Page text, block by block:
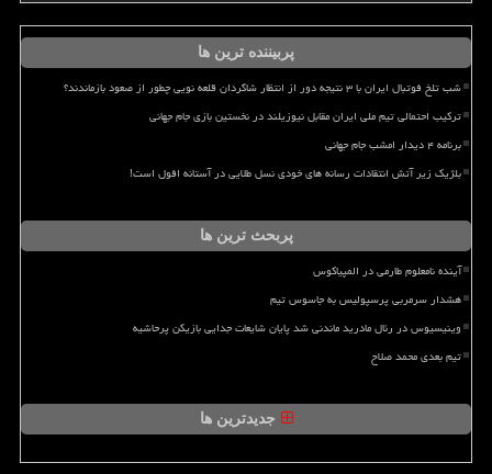
پربیننده ترین ها
شب تلخ فوتبال ایران با ۳ نتیجه دور از انتظار شاگردان قلعه نویی چطور از صعود بازماندند؟
ترکیب احتمالی تیم ملی ایران مقابل نیوزیلند در نخستین بازی جام جهانی
برنامه ۴ دیدار امشب جام جهانی
بلژیک زیر آتش انتقادات رسانه های خودی نسل طلایی در آستانه افول است!
پربحث ترین ها
آینده نامعلوم طارمی در المپیاکوس
هشدار سرمربی پرسپولیس به جاسوس تیم
وینیسیوس در رئال مادرید ماندنی شد پایان شایعات جدایی بازیکن پرحاشیه
تیم بعدی محمد صلاح
جدیدترین ها